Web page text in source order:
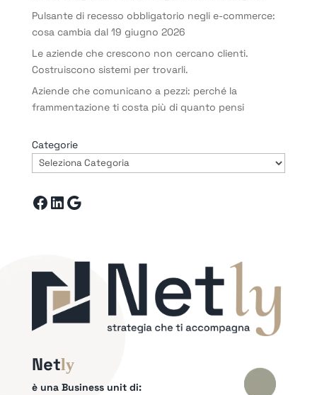
Pulsante di recesso obbligatorio negli e-commerce:
cosa cambia dal 19 giugno 2026
Le aziende che crescono non cercano clienti.
Costruiscono sistemi per trovarli.
Aziende che comunicano a pezzi: perché la
frammentazione ti costa più di quanto pensi
Categorie
Facebook
LinkedIn
Google
Netly
è una Business unit di: